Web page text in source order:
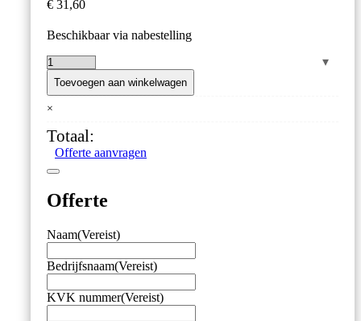
€ 31,60
Beschikbaar via nabestelling
GOK
91
Oppervlakte
Meetkappen
Toevoegen aan winkelwagen
×
Totaal:
Offerte aanvragen
Offerte
Naam(Vereist)
Bedrijfsnaam(Vereist)
KVK nummer(Vereist)